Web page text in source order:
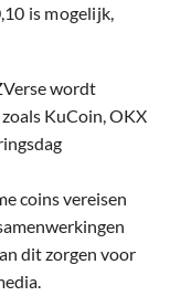
is mogelijk,
wordt
KuCoin, OKX
coins vereisen
dit zorgen voor